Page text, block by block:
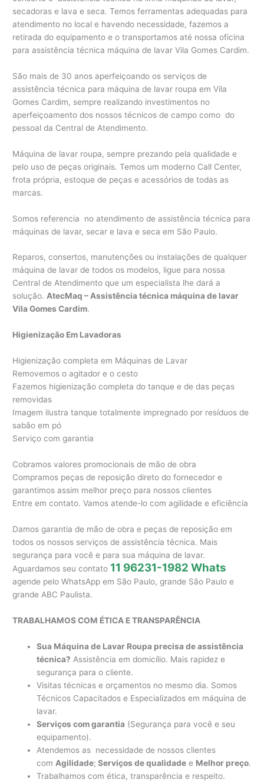
secadoras e lava e seca. Temos ferramentas adequadas para
atendimento no local e havendo necessidade, fazemos a
retirada do equipamento e o transportamos até nossa oficina
para assistência técnica máquina de lavar Vila Gomes Cardim.
São mais de 30 anos aperfeiçoando os serviços de
assistência técnica para máquina de lavar roupa em Vila
Gomes Cardim, sempre realizando investimentos no
aperfeiçoamento dos nossos técnicos de campo como do
pessoal da Central de Atendimento.
Máquina de lavar roupa, sempre prezando pela qualidade e
pelo uso de peças originais. Temos um moderno Call Center,
frota própria, estoque de peças e acessórios de todas as
marcas.
Somos referencia no atendimento de assistência técnica para
máquinas de lavar, secar e lava e seca em São Paulo.
Reparos, consertos, manutenções ou instalações de qualquer
máquina de lavar de todos os modelos, ligue para nossa
Central de Atendimento que um especialista lhe dará a
solução.AtecMaq – Assistência técnica máquina de lavar
Vila Gomes Cardim.
Higienização Em Lavadoras
Higienização completa em Máquinas de Lavar
Removemos o agitador e o cesto
Fazemos higienização completa do tanque e de das peças
removidas
Imagem ilustra tanque totalmente impregnado por resíduos de
sabão em pó
Serviço com garantia
Cobramos valores promocionais de mão de obra
Compramos peças de reposição direto do fornecedor e
garantimos assim melhor preço para nossos clientes
Entre em contato. Vamos atende-lo com agilidade e eficiência
Damos garantia de mão de obra e peças de reposição em
todos os nossos serviços de assistência técnica. Mais
segurança para você e para sua máquina de lavar.
Aguardamos seu contato 11 96231-1982 Whats
agende pelo WhatsApp em São Paulo, grande São Paulo e
grande ABC Paulista.
TRABALHAMOS COM ÉTICA E TRANSPARÊNCIA
Sua Máquina de Lavar Roupa precisa de assistência
técnica? Assistência em domicílio. Mais rapidez e
segurança para o cliente.
Visitas técnicas e orçamentos no mesmo dia. Somos
Técnicos Capacitados e Especializados em máquina de
lavar.
Serviços com garantia (Segurança para você e seu
equipamento).
Atendemos as necessidade de nossos clientes
com Agilidade; Serviços de qualidade e Melhor preço.
Trabalhamos com ética, transparência e respeito.